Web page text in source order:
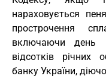
нараховується
прострочення
включаючи день
відсотків річних
банку України,